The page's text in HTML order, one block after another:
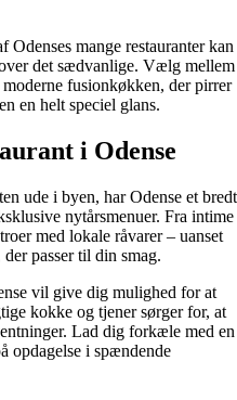
Odenses mange restauranter kan
det sædvanlige. Vælg mellem
fusionkøkken, der pirrer
en helt speciel glans.
i Odense
ude i byen, har Odense et bredt
nytårsmenuer. Fra intime
med lokale råvarer – uanset
passer til din smag.
vil give dig mulighed for at
kokke og tjener sørger for, at
Lad dig forkæle med en
opdagelse i spændende